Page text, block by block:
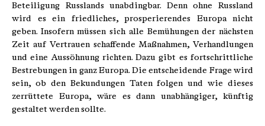
Beteiligung Russlands unabdingbar. Denn ohne Russland
wird es ein friedliches, prosperierendes Europa nicht
geben. Insofern müssen sich alle Bemühungen der nächsten
Zeit auf Vertrauen schaffende Maßnahmen, Verhandlungen
und eine Aussöhnung richten. Dazu gibt es fortschrittliche
Bestrebungen in ganz Europa. Die entscheidende Frage wird
sein, ob den Bekundungen Taten folgen und wie dieses
zerrüttete Europa, wäre es dann unabhängiger, künftig
gestaltet werden sollte.